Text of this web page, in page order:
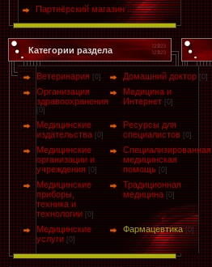
Партнёрский магазин ...
Категории раздела
Ветеринария [0] Домашний доктор [0]
Организация
здравоохранения
[0]
Медицина и
Интернет [0]
Медицинские
издательства [0]
Ресурсы для
специалистов [0]
Медицинские
организации и
учреждения [0]
Специализированная
медицинская
помощь [0]
Медицинские
приборы,
техника и
технологии [0]
Традиционная
медицина [0]
Медицинские
услуги [0]
Фармацевтика [0]